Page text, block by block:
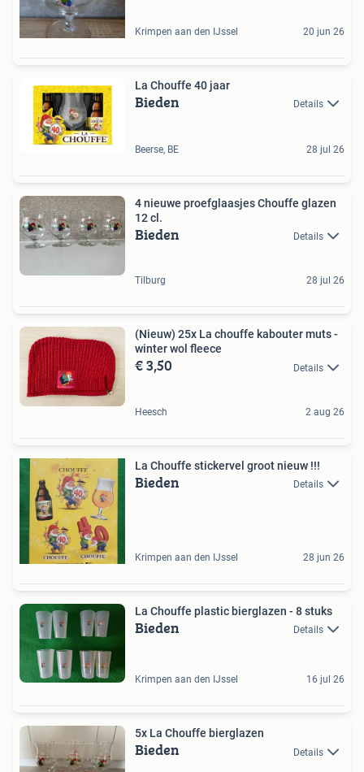
Krimpen aan den IJssel 20 jun 26
La Chouffe 40 jaar
Bieden Details
Beerse, BE 28 jul 26
4 nieuwe proefglaasjes Chouffe glazen
12 cl.
Bieden Details
Tilburg 28 jul 26
(Nieuw) 25x La chouffe kabouter muts -
winter wol fleece
€ 3,50 Details
Heesch 2 aug 26
La Chouffe stickervel groot nieuw !!!
Bieden Details
Krimpen aan den IJssel 28 jun 26
La Chouffe plastic bierglazen - 8 stuks
Bieden Details
Krimpen aan den IJssel 16 jul 26
5x La Chouffe bierglazen
Bieden Details